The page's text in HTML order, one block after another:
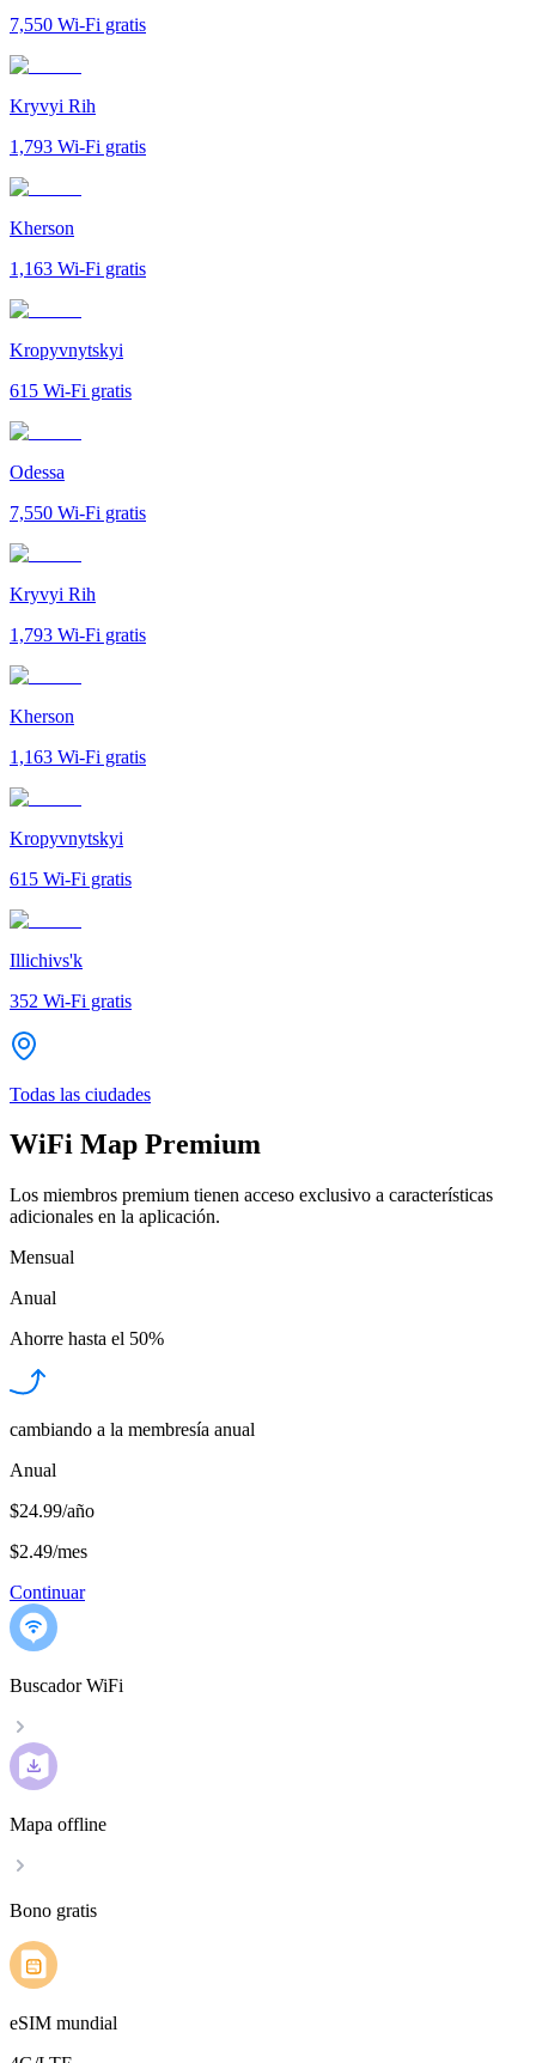
7,550 Wi-Fi gratis
Kryvyi Rih
1,793 Wi-Fi gratis
Kherson
1,163 Wi-Fi gratis
Kropyvnytskyi
615 Wi-Fi gratis
Odessa
7,550 Wi-Fi gratis
Kryvyi Rih
1,793 Wi-Fi gratis
Kherson
1,163 Wi-Fi gratis
Kropyvnytskyi
615 Wi-Fi gratis
Illichivs'k
352 Wi-Fi gratis
Todas las ciudades
WiFi Map Premium
Los miembros premium tienen acceso exclusivo a características
adicionales en la aplicación.
Mensual
Anual
Ahorre hasta el 50%
cambiando a la membresía anual
Anual
$24.99/año
$2.49/mes
Continuar
Buscador WiFi
Mapa offline
Bono gratis
eSIM mundial